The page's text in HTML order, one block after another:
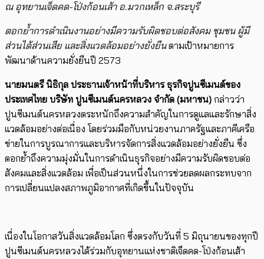
ณ อุทยานเจ็ดคด-โป่งก้อนเส้า อ.มวกเหล็ก จ.สระบุรี
ตอกย้ำการดำเนินงานอย่างมีความรับผิดชอบต่อสังคม ชุมชน ผู้มี
ส่วนได้ส่วนเสีย และสิ่งแวดล้อมอย่างยั่งยืนตามเป้าหมายการ
พัฒนาด้านความยั่งยืนปี 2573
นายมนตรี นิธิกุล ประธานเจ้าหน้าที่บริหาร ธุรกิจปูนซีเมนต์ของ
ประเทศไทย บริษัท ปูนซีเมนต์นครหลวง จำกัด (มหาชน) กล่าวว่า
ปูนซีเมนต์นครหลวงตระหนักถึงความสำคัญในการดูแลและรักษาสิ่ง
แวดล้อมอย่างต่อเนื่อง โดยร่วมมือกับหน่วยงานภาครัฐและภาคีเครือ
ข่ายในการบูรณาการและบริหารจัดการสิ่งแวดล้อมอย่างยั่งยืน ซึ่ง
ตอกย้ำถึงความมุ่งมั่นในการดำเนินธุรกิจอย่างมีความรับผิดชอบต่อ
สังคมและสิ่งแวดล้อม เพื่อเป็นส่วนหนึ่งในการช่วยลดผลกระทบจาก
การเปลี่ยนแปลงสภาพภูมิอากาศที่เกิดขึ้นในปัจจุบัน
เนื่องในโอกาสวันสิ่งแวดล้อมโลก ซึ่งตรงกับวันที่ 5 มิถุนายนของทุกปี
ปูนซีเมนต์นครหลวงได้ร่วมกับอุทยานแห่งชาติเจ็ดคด-โป่งก้อนเส้า